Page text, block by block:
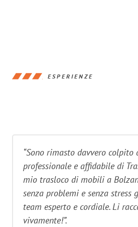
ESPERIENZE
“Sono rimasto davvero colpito
professionale e affidabile di
mio trasloco di mobili a
senza problemi e senza stress
team esperto e cordiale. Li
vivamente!”.